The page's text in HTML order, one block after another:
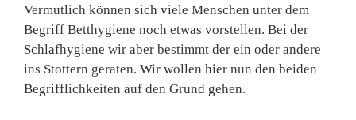
Vermutlich können sich viele Menschen unter dem
Begriff Betthygiene noch etwas vorstellen. Bei der
Schlafhygiene wir aber bestimmt der ein oder andere
ins Stottern geraten. Wir wollen hier nun den beiden
Begrifflichkeiten auf den Grund gehen.